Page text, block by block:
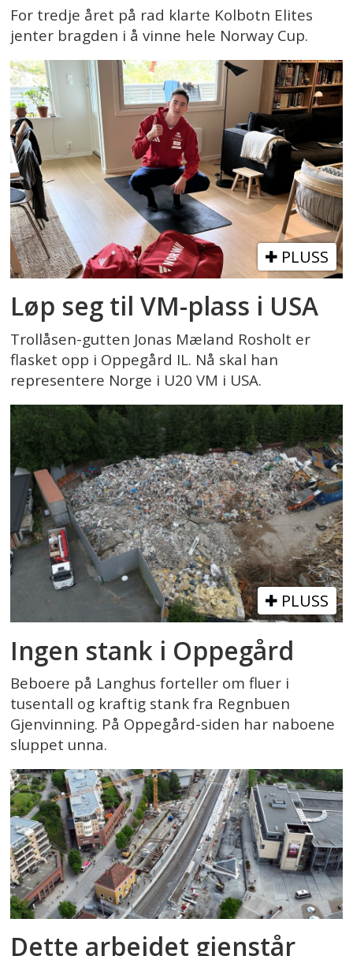
For tredje året på rad klarte Kolbotn Elites
jenter bragden i å vinne hele Norway Cup.
PLUSS
Løp seg til VM-plass i USA
Trollåsen-gutten Jonas Mæland Rosholt er
flasket opp i Oppegård IL. Nå skal han
representere Norge i U20 VM i USA.
PLUSS
Ingen stank i Oppegård
Beboere på Langhus forteller om fluer i
tusentall og kraftig stank fra Regnbuen
Gjenvinning. På Oppegård-siden har naboene
sluppet unna.
Dette arbeidet gjenstår